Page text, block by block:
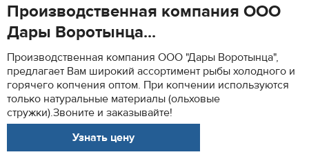
Производственная компания ООО
Дары Воротынца...
Производственная компания ООО "Дары Воротынца",
предлагает Вам широкий ассортимент рыбы холодного и
горячего копчения оптом. При копчении используются
только натуральные материалы (ольховые
стружки).Звоните и заказывайте!
Узнать цену